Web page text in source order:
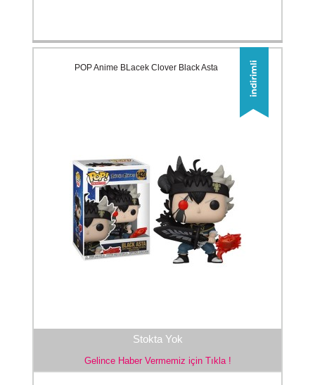
Stokta Yok
Gelince Haber Vermemiz için Tıkla !
POP Anime BLacek Clover Black Asta